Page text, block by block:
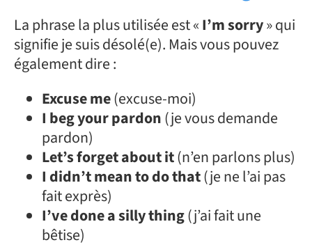
La phrase la plus utilisée est «I’m sorry» qui
signifie je suis désolé(e). Mais vous pouvez
également dire :
Excuse me(excuse-moi)
I beg your pardon(je vous demande
pardon)
Let’s forget about it(n’en parlons plus)
I didn’t mean to do that(je ne l’ai pas
fait exprès)
I’ve done a silly thing(j’ai fait une
bêtise)